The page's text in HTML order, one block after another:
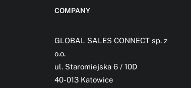
COMPANY
GLOBAL SALES CONNECT sp. z
o.o.
ul. Staromiejska 6 / 10D
40-013 Katowice